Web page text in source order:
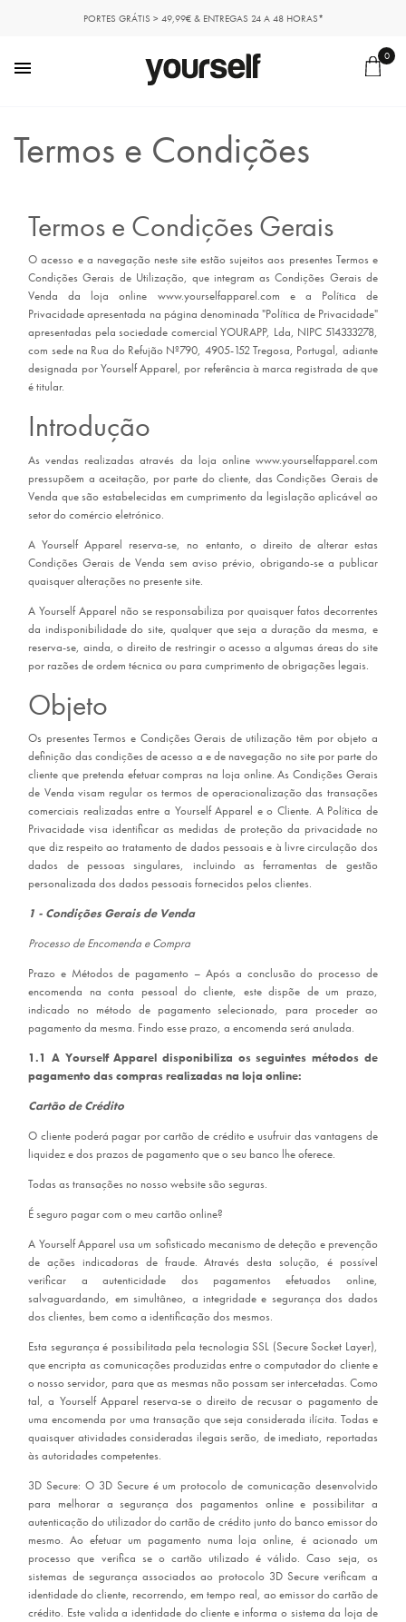
PORTES GRÁTIS > 49,99€ & ENTREGAS 24 A 48 HORAS*

0
Termos e Condições
Termos e Condições Gerais
O acesso e a navegação neste site estão sujeitos aos presentes Termos e
Condições Gerais de Utilização, que integram as Condições Gerais de
Venda da loja online www.yourselfapparel.com e a Política de
Privacidade apresentada na página denominada "Política de Privacidade"
apresentadas pela sociedade comercial YOURAPP, Lda, NIPC 514333278,
com sede na Rua do Refujão Nº790, 4905-152 Tregosa, Portugal, adiante
designada por Yourself Apparel, por referência à marca registrada de que
é titular.
Introdução
As vendas realizadas através da loja online www.yourselfapparel.com
pressupõem a aceitação, por parte do cliente, das Condições Gerais de
Venda que são estabelecidas em cumprimento da legislação aplicável ao
setor do comércio eletrónico.
A Yourself Apparel reserva-se, no entanto, o direito de alterar estas
Condições Gerais de Venda sem aviso prévio, obrigando-se a publicar
quaisquer alterações no presente site.
A Yourself Apparel não se responsabiliza por quaisquer fatos decorrentes
da indisponibilidade do site, qualquer que seja a duração da mesma, e
reserva-se, ainda, o direito de restringir o acesso a algumas áreas do site
por razões de ordem técnica ou para cumprimento de obrigações legais.
Objeto
Os presentes Termos e Condições Gerais de utilização têm por objeto a
definição das condições de acesso a e de navegação no site por parte do
cliente que pretenda efetuar compras na loja online. As Condições Gerais
de Venda visam regular os termos de operacionalização das transações
comerciais realizadas entre a Yourself Apparel e o Cliente. A Política de
Privacidade visa identificar as medidas de proteção da privacidade no
que diz respeito ao tratamento de dados pessoais e à livre circulação dos
dados de pessoas singulares, incluindo as ferramentas de gestão
personalizada dos dados pessoais fornecidos pelos clientes.
1 - Condições Gerais de Venda
Processo de Encomenda e Compra
Prazo e Métodos de pagamento – Após a conclusão do processo de
encomenda na conta pessoal do cliente, este dispõe de um prazo,
indicado no método de pagamento selecionado, para proceder ao
pagamento da mesma. Findo esse prazo, a encomenda será anulada.
1.1 A Yourself Apparel disponibiliza os seguintes métodos de
pagamento das compras realizadas na loja online:
Cartão de Crédito
O cliente poderá pagar por cartão de crédito e usufruir das vantagens de
liquidez e dos prazos de pagamento que o seu banco lhe oferece.
Todas as transações no nosso website são seguras.
É seguro pagar com o meu cartão online?
A Yourself Apparel usa um sofisticado mecanismo de deteção e prevenção
de ações indicadoras de fraude. Através desta solução, é possível
verificar a autenticidade dos pagamentos efetuados online,
salvaguardando, em simultâneo, a integridade e segurança dos dados
dos clientes, bem como a identificação dos mesmos.
Esta segurança é possibilitada pela tecnologia SSL (Secure Socket Layer),
que encripta as comunicações produzidas entre o computador do cliente e
o nosso servidor, para que as mesmas não possam ser intercetadas. Como
tal, a Yourself Apparel reserva-se o direito de recusar o pagamento de
uma encomenda por uma transação que seja considerada ilícita. Todas e
quaisquer atividades consideradas ilegais serão, de imediato, reportadas
às autoridades competentes.
3D Secure: O 3D Secure é um protocolo de comunicação desenvolvido
para melhorar a segurança dos pagamentos online e possibilitar a
autenticação do utilizador do cartão de crédito junto do banco emissor do
mesmo. Ao efetuar um pagamento numa loja online, é acionado um
processo que verifica se o cartão utilizado é válido. Caso seja, os
sistemas de segurança associados ao protocolo 3D Secure verificam a
identidade do cliente, recorrendo, em tempo real, ao emissor do cartão de
crédito. Este valida a identidade do cliente e informa o sistema da loja de